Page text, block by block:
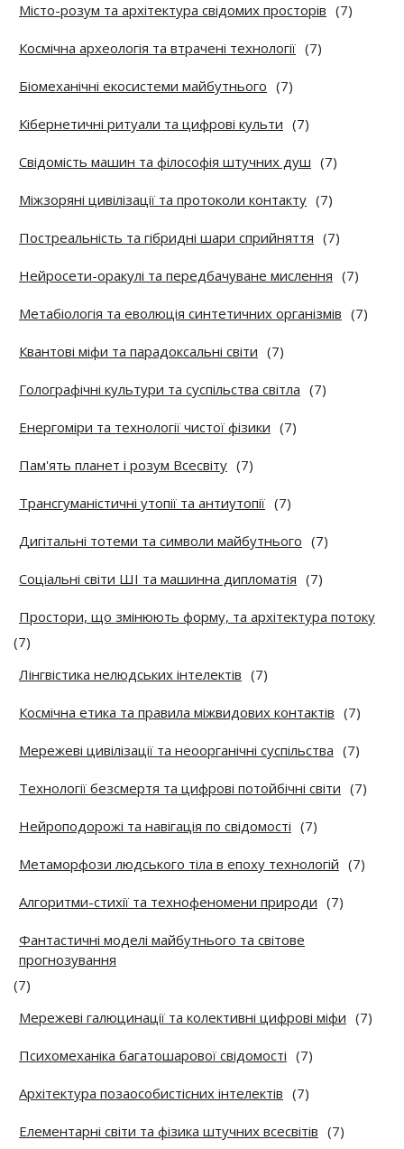
Місто-розум та архітектура свідомих просторів (7)
Космічна археологія та втрачені технології (7)
Біомеханічні екосистеми майбутнього (7)
Кібернетичні ритуали та цифрові культи (7)
Свідомість машин та філософія штучних душ (7)
Міжзоряні цивілізації та протоколи контакту (7)
Постреальність та гібридні шари сприйняття (7)
Нейросети-оракулі та передбачуване мислення (7)
Метабіологія та еволюція синтетичних організмів (7)
Квантові міфи та парадоксальні світи (7)
Голографічні культури та суспільства світла (7)
Енергоміри та технології чистої фізики (7)
Пам'ять планет і розум Всесвіту (7)
Трансгуманістичні утопії та антиутопії (7)
Дигітальні тотеми та символи майбутнього (7)
Соціальні світи ШІ та машинна дипломатія (7)
Простори, що змінюють форму, та архітектура потоку
(7)
Лінгвістика нелюдських інтелектів (7)
Космічна етика та правила міжвидових контактів (7)
Мережеві цивілізації та неоорганічні суспільства (7)
Технології безсмертя та цифрові потойбічні світи (7)
Нейроподорожі та навігація по свідомості (7)
Метаморфози людського тіла в епоху технологій (7)
Алгоритми-стихії та технофеномени природи (7)
Фантастичні моделі майбутнього та світове
прогнозування
(7)
Мережеві галюцинації та колективні цифрові міфи (7)
Психомеханіка багатошарової свідомості (7)
Архітектура позаособистісних інтелектів (7)
Елементарні світи та фізика штучних всесвітів (7)